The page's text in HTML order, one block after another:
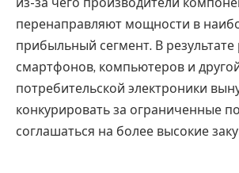
из-за чего производители
перенаправляют мощности в
прибыльный сегмент. В результате
смартфонов, компьютеров и
потребительской электроники
конкурировать за ограниченные
соглашаться на более высокие